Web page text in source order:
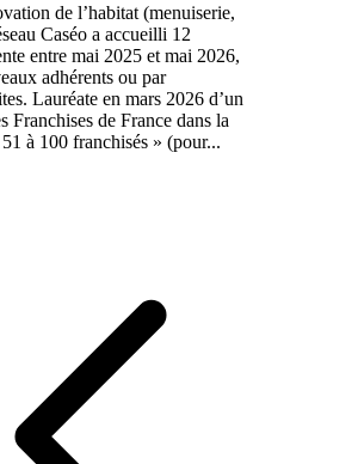
de l’habitat (menuiserie,
Caséo a accueilli 12
entre mai 2025 et mai 2026,
adhérents ou par
Lauréate en mars 2026 d’un
Franchises de France dans la
à 100 franchisés » (pour...